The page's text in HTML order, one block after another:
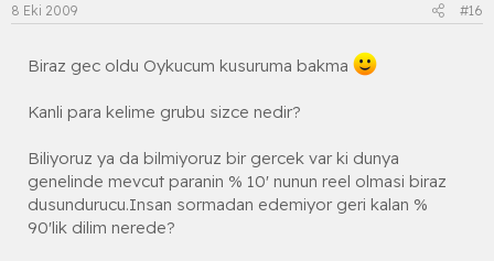
8 Eki 2009 #16
Biraz gec oldu Oykucum kusuruma bakma
Kanli para kelime grubu sizce nedir?
Biliyoruz ya da bilmiyoruz bir gercek var ki dunya
genelinde mevcut paranin % 10' nunun reel olmasi biraz
dusundurucu.Insan sormadan edemiyor geri kalan %
90'lik dilim nerede?